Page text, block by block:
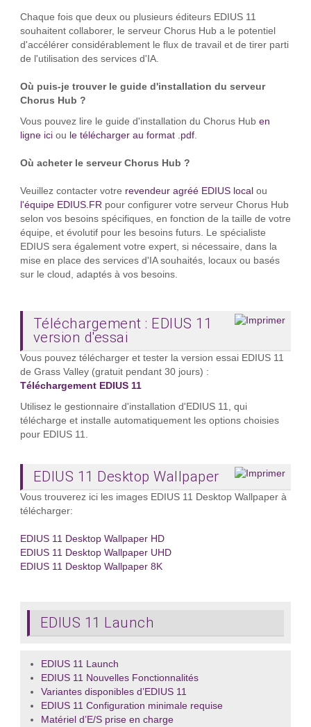
Chaque fois que deux ou plusieurs éditeurs EDIUS 11
souhaitent collaborer, le serveur Chorus Hub a le potentiel
d'accélérer considérablement le flux de travail et de tirer parti
de l'utilisation des services d'IA.
Où puis-je trouver le guide d'installation du serveur
Chorus Hub ?
Vous pouvez lire le guide d'installation du Chorus Hub en
ligne iciou le télécharger au format .pdf.
Où acheter le serveur Chorus Hub ?
Veuillez contacter votre revendeur agréé EDIUS local ou
l'équipe EDIUS.FR pour configurer votre serveur Chorus Hub
selon vos besoins spécifiques, en fonction de la taille de votre
équipe, et évolutif pour les besoins futurs. Le spécialiste
EDIUS sera également votre expert, si nécessaire, dans la
mise en place des services d'IA souhaités, locaux ou basés
sur le cloud, adaptés à vos besoins.
Téléchargement : EDIUS 11
version d'essai
Vous pouvez télécharger et tester la version essai EDIUS 11
de Grass Valley (gratuit pendant 30 jours) :
Téléchargement EDIUS 11
Utilisez le gestionnaire d'installation d'EDIUS 11, qui
télécharge et installe automatiquement les options choisies
pour EDIUS 11.
EDIUS 11 Desktop Wallpaper
Vous trouverez ici les images EDIUS 11 Desktop Wallpaper à
télécharger:
EDIUS 11 Desktop Wallpaper HD
EDIUS 11 Desktop Wallpaper UHD
EDIUS 11 Desktop Wallpaper 8K
EDIUS 11 Launch
EDIUS 11 Launch
EDIUS 11 Nouvelles Fonctionnalités
Variantes disponibles d’EDIUS 11
EDIUS 11 Configuration minimale requise
Matériel d’E/S prise en charge